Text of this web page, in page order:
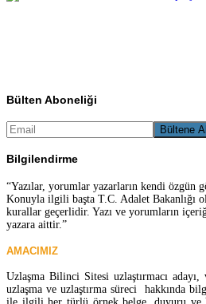
Bülten Aboneliği
Bilgilendirme
“Yazılar, yorumlar yazarların kendi özgün
Konuyla ilgili başta T.C. Adalet Bakanlığı
kurallar geçerlidir. Yazı ve yorumların
yazara aittir.”
AMACIMIZ
Uzlaşma Bilinci Sitesi uzlaştırmacı adayı,
uzlaşma ve uzlaştırma süreci hakkında